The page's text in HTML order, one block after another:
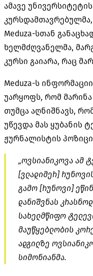
ამავე
Meduza-სთან
ხელმძღვანელმა,
კურსი გაიარა, რაც
Meduza-ს
უარყოფს, რომ
თუმცა აღნიშნავს,
უწევდა მას ყუბანის
ჟურნალისტის
„ოვსიანიკოვა ამ
[ვლადიმერ]
გამო [რუნოვი]
დანიშვნას
სახელმწიფო
მაუწყებლობის
ადგილზე
სიმონიანმა.